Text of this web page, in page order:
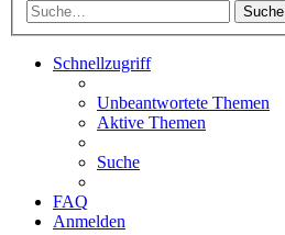
Suche
Schnellzugriff
Unbeantwortete Themen
Aktive Themen
Suche
FAQ
Anmelden